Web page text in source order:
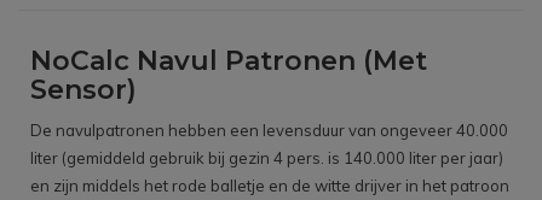
NoCalc Navul Patronen (Met
Sensor)
De navulpatronen hebben een levensduur van ongeveer 40.000
liter (gemiddeld gebruik bij gezin 4 pers. is 140.000 liter per jaar)
en zijn middels het rode balletje en de witte drijver in het patroon